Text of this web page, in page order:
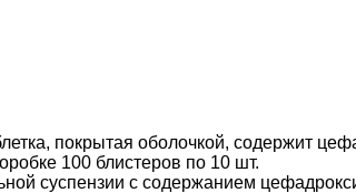
покрытая оболочкой, содержит
100 блистеров по 10 шт.
суспензии с содержанием